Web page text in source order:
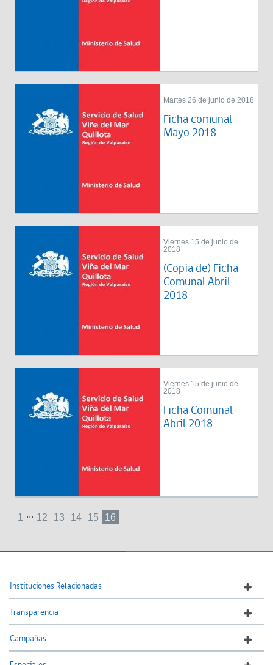
Martes 26 de junio de 2018
Ficha comunal
Mayo 2018
Viernes 15 de junio de
2018
(Copia de) Ficha
Comunal Abril
2018
Viernes 15 de junio de
2018
Ficha Comunal
Abril 2018
1 ... 12 13 14 15 16
Instituciones Relacionadas
Transparencia
Campañas